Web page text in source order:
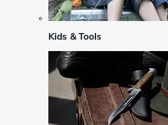
Kids & Tools